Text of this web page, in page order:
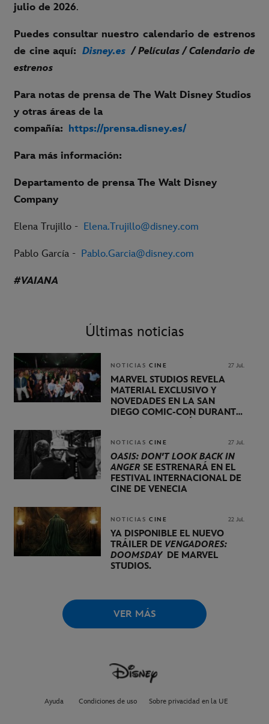
julio de 2026.
Puedes consultar nuestro calendario de estrenos
de cine aquí: Disney.es / Películas / Calendario de
estrenos
Para notas de prensa de The Walt Disney Studios
y otras áreas de la
compañía: https://prensa.disney.es/
Para más información:
Departamento de prensa The Walt Disney
Company
Elena Trujillo - Elena.Trujillo@disney.com
Pablo García - Pablo.Garcia@disney.com
#VAIANA
Últimas noticias
NOTICIAS CINE 27 Jul.
MARVEL STUDIOS REVELA
MATERIAL EXCLUSIVO Y
NOVEDADES EN LA SAN
DIEGO COMIC-CON DURANTE
NOTICIAS CINE 27 Jul.
OASIS: DON'T LOOK BACK IN
ANGER SE ESTRENARÁ EN EL
FESTIVAL INTERNACIONAL DE
CINE DE VENECIA
NOTICIAS CINE 22 Jul.
YA DISPONIBLE EL NUEVO
TRÁILER DE VENGADORES:
DOOMSDAYDE MARVEL
STUDIOS.
VER MÁS
Ayuda Condiciones de uso Sobre privacidad en la UE